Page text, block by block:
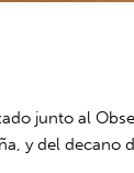
junto al
y del